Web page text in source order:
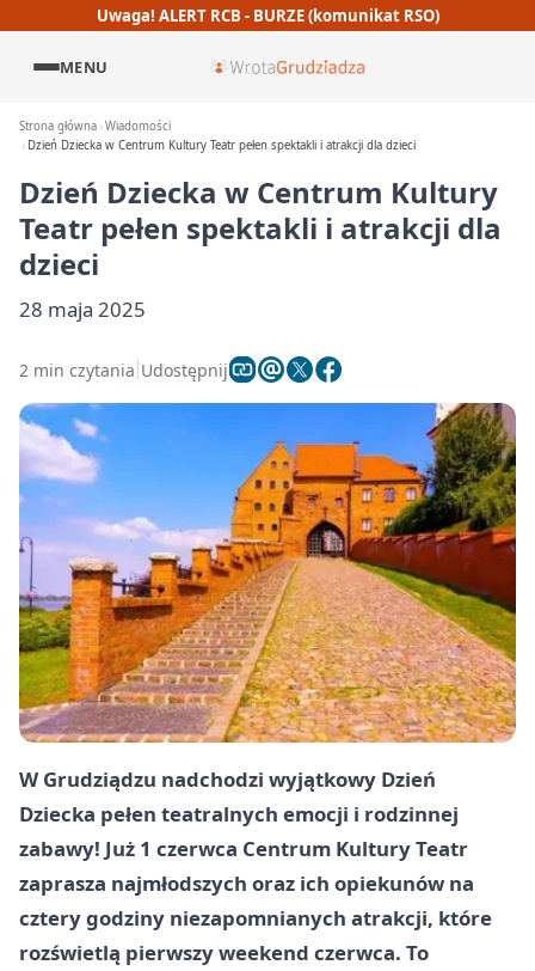
Uwaga! ALERT RCB - BURZE (komunikat RSO)
MENU
Strona główna Wiadomości
Dzień Dziecka w Centrum Kultury Teatr pełen spektakli i atrakcji dla dzieci
Dzień Dziecka w Centrum Kultury
Teatr pełen spektakli i atrakcji dla
dzieci
28 maja 2025
2 min czytania Udostępnij
W Grudziądzu nadchodzi wyjątkowy Dzień
Dziecka pełen teatralnych emocji i rodzinnej
zabawy! Już 1 czerwca Centrum Kultury Teatr
zaprasza najmłodszych oraz ich opiekunów na
cztery godziny niezapomnianych atrakcji, które
rozświetlą pierwszy weekend czerwca. To